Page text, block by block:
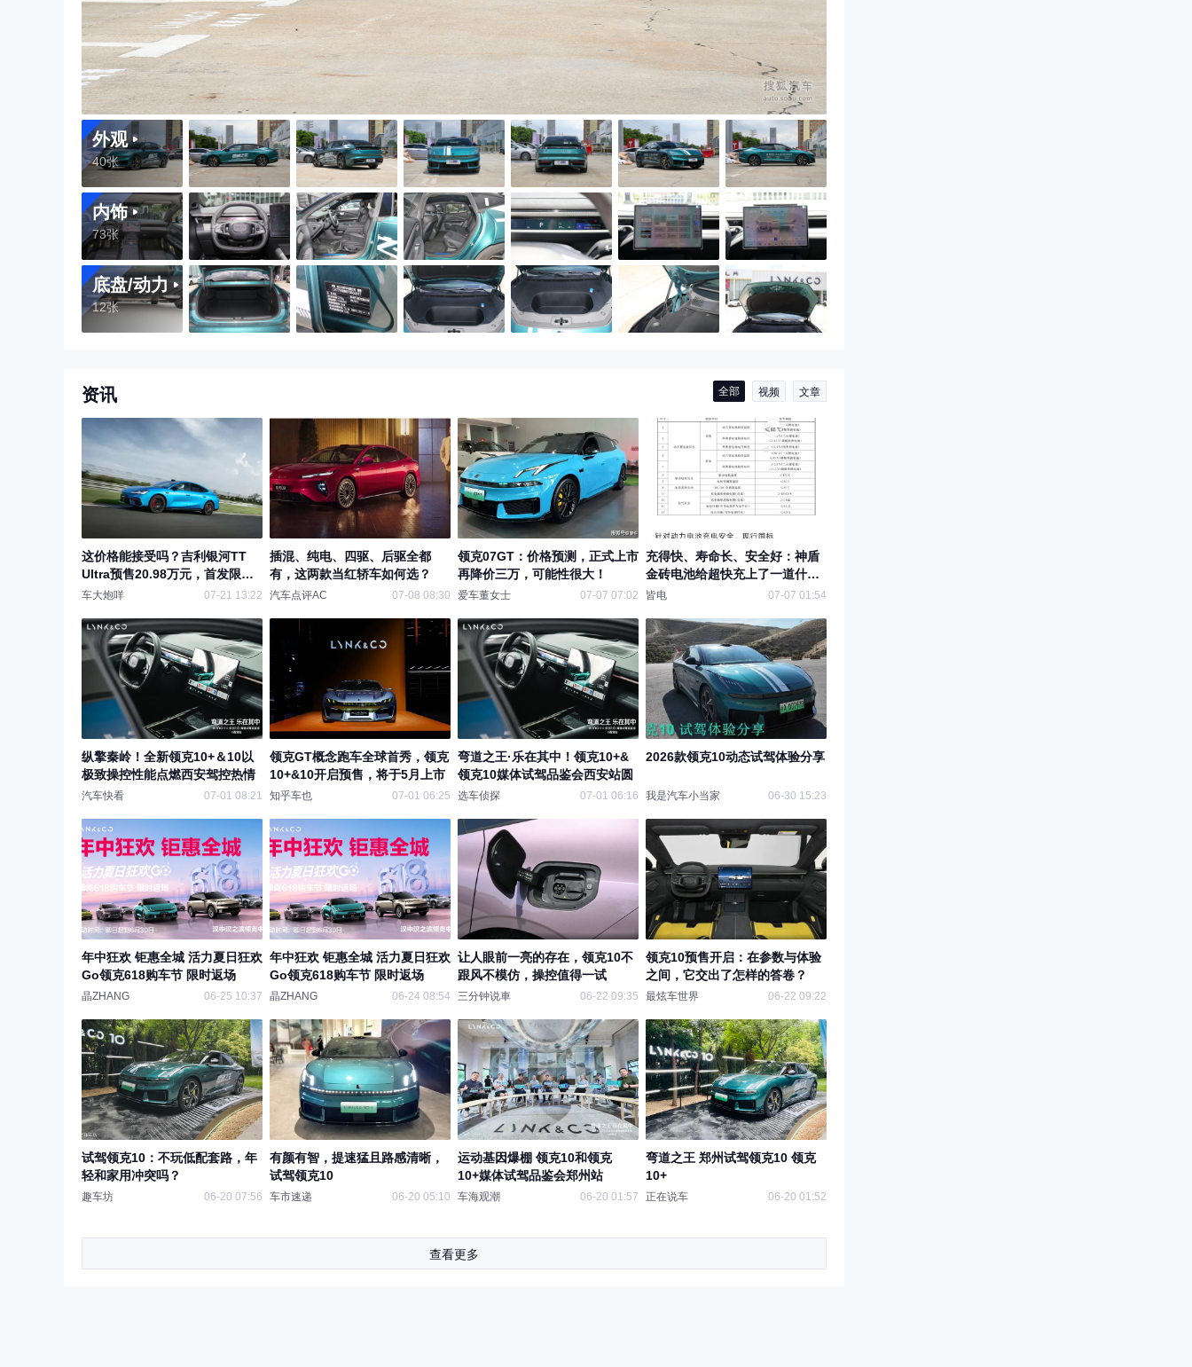
外观
40张
内饰
73张
底盘/动力
12张
资讯 全部 视频 文章
这价格能接受吗？吉利银河TT
Ultra预售20.98万元，首发限量
999台
车大炮咩 07-21 13:22
插混、纯电、四驱、后驱全都
有，这两款当红轿车如何选？
汽车点评AC 07-08 08:30
领克07GT：价格预测，正式上市
再降价三万，可能性很大！
爱车董女士 07-07 07:02
充得快、寿命长、安全好：神盾
金砖电池给超快充上了一道什
么“温度保险”？
皆电 07-07 01:54
纵擎秦岭！全新领克10+＆10以
极致操控性能点燃西安驾控热情
汽车快看 07-01 08:21
领克GT概念跑车全球首秀，领克
10+&10开启预售，将于5月上市
知乎车也 07-01 06:25
弯道之王·乐在其中！领克10+&
领克10媒体试驾品鉴会西安站圆
选车侦探 07-01 06:16
2026款领克10动态试驾体验分享
我是汽车小当家 06-30 15:23
年中狂欢 钜惠全城 活力夏日狂欢
Go领克618购车节 限时返场
晶ZHANG 06-25 10:37
年中狂欢 钜惠全城 活力夏日狂欢
Go领克618购车节 限时返场
晶ZHANG 06-24 08:54
让人眼前一亮的存在，领克10不
跟风不模仿，操控值得一试
三分钟说車 06-22 09:35
领克10预售开启：在参数与体验
之间，它交出了怎样的答卷？
最炫车世界 06-22 09:22
试驾领克10：不玩低配套路，年
轻和家用冲突吗？
趣车坊 06-20 07:56
有颜有智，提速猛且路感清晰，
试驾领克10
车市速递 06-20 05:10
运动基因爆棚 领克10和领克
10+媒体试驾品鉴会郑州站
车海观潮 06-20 01:57
弯道之王 郑州试驾领克10 领克
10+
正在说车 06-20 01:52
查看更多